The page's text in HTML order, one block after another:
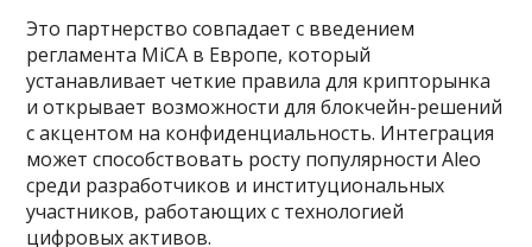
Это партнерство совпадает с введением
регламента MiCA в Европе, который
устанавливает четкие правила для крипторынка
и открывает возможности для блокчейн-решений
с акцентом на конфиденциальность. Интеграция
может способствовать росту популярности Aleo
среди разработчиков и институциональных
участников, работающих с технологией
цифровых активов.